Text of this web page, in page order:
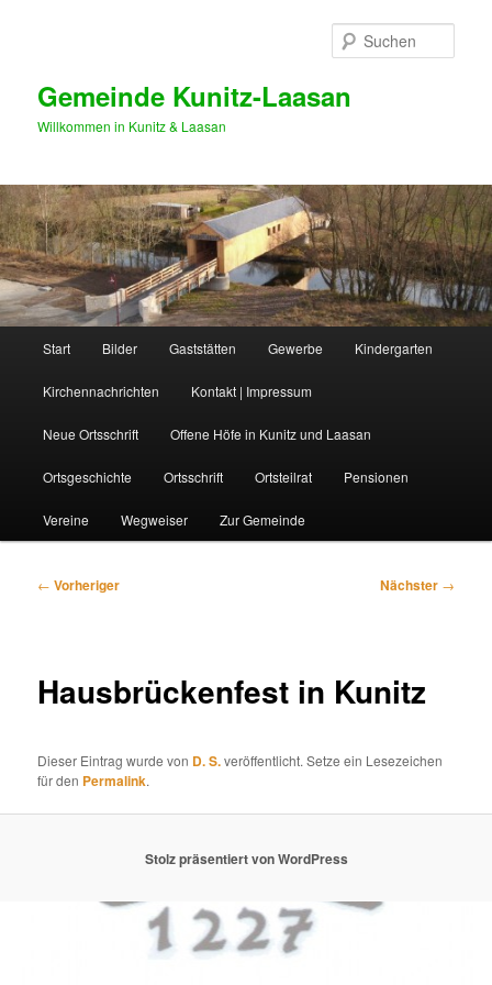
Gemeinde Kunitz-Laasan
Willkommen in Kunitz & Laasan
Start Bilder Gaststätten Gewerbe Kindergarten
Kirchennachrichten Kontakt | Impressum
Neue Ortsschrift Offene Höfe in Kunitz und Laasan
Ortsgeschichte Ortsschrift Ortsteilrat Pensionen
Vereine Wegweiser Zur Gemeinde
Beitragsnavigation
← Vorheriger Nächster →
Hausbrückenfest in Kunitz
Dieser Eintrag wurde von D. S.veröffentlicht. Setze ein Lesezeichen
für den Permalink.
Stolz präsentiert von WordPress